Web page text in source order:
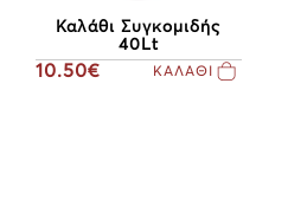
Καλάθι Συγκομιδής
40Lt
10.50€ ΚΑΛΑΘΙ